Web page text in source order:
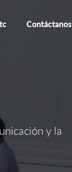
Contáctanos
y la